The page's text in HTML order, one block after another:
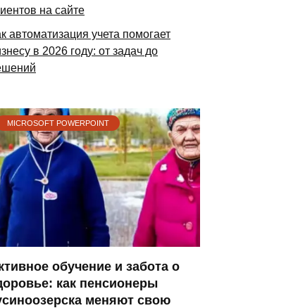
на сайте
автоматизация учета помогает
в 2026 году: от задач до
MICROSOFT POWERPOINT
обучение и забота о
как пенсионеры
меняют свою